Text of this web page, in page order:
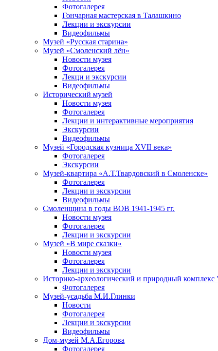
Фотогалерея
Гончарная мастерская в Талашкино
Лекции и экскурсии
Видеофильмы
Музей «Русская старина»
Музей «Смоленский лён»
Новости музея
Фотогалерея
Лекци и экскурсии
Видеофильмы
Исторический музей
Новости музея
Фотогалерея
Лекции и интерактивные мероприятия
Экскурсии
Видеофильмы
Музей «Городская кузница XVII века»
Фотогалерея
Экскурсии
Музей-квартира «А.Т.Твардовский в Смоленске»
Фотогалерея
Лекции и экскурсии
Видеофильмы
Смоленщина в годы ВОВ 1941-1945 гг.
Новости музея
Фотогалерея
Лекции и экскурсии
Музей «В мире сказки»
Новости музея
Фотогалерея
Лекции и экскурсии
Историко-археологический и природный комплекс
Фотогалерея
Музей-усадьба М.И.Глинки
Новости
Фотогалерея
Лекции и экскурсии
Видеофильмы
Дом-музей М.А.Егорова
Фотогалерея